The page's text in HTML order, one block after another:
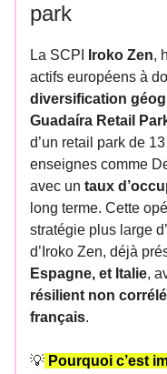
park
La SCPI Iroko Zen,
actifs européens à
diversification
Guadaíra Retail
d’un retail park de
enseignes comme
avec un taux
long terme. Cette
stratégie plus large d’
d’Iroko Zen, déjà
Espagne, et Italie,
résilient non
français.
💡 Pourquoi c’est